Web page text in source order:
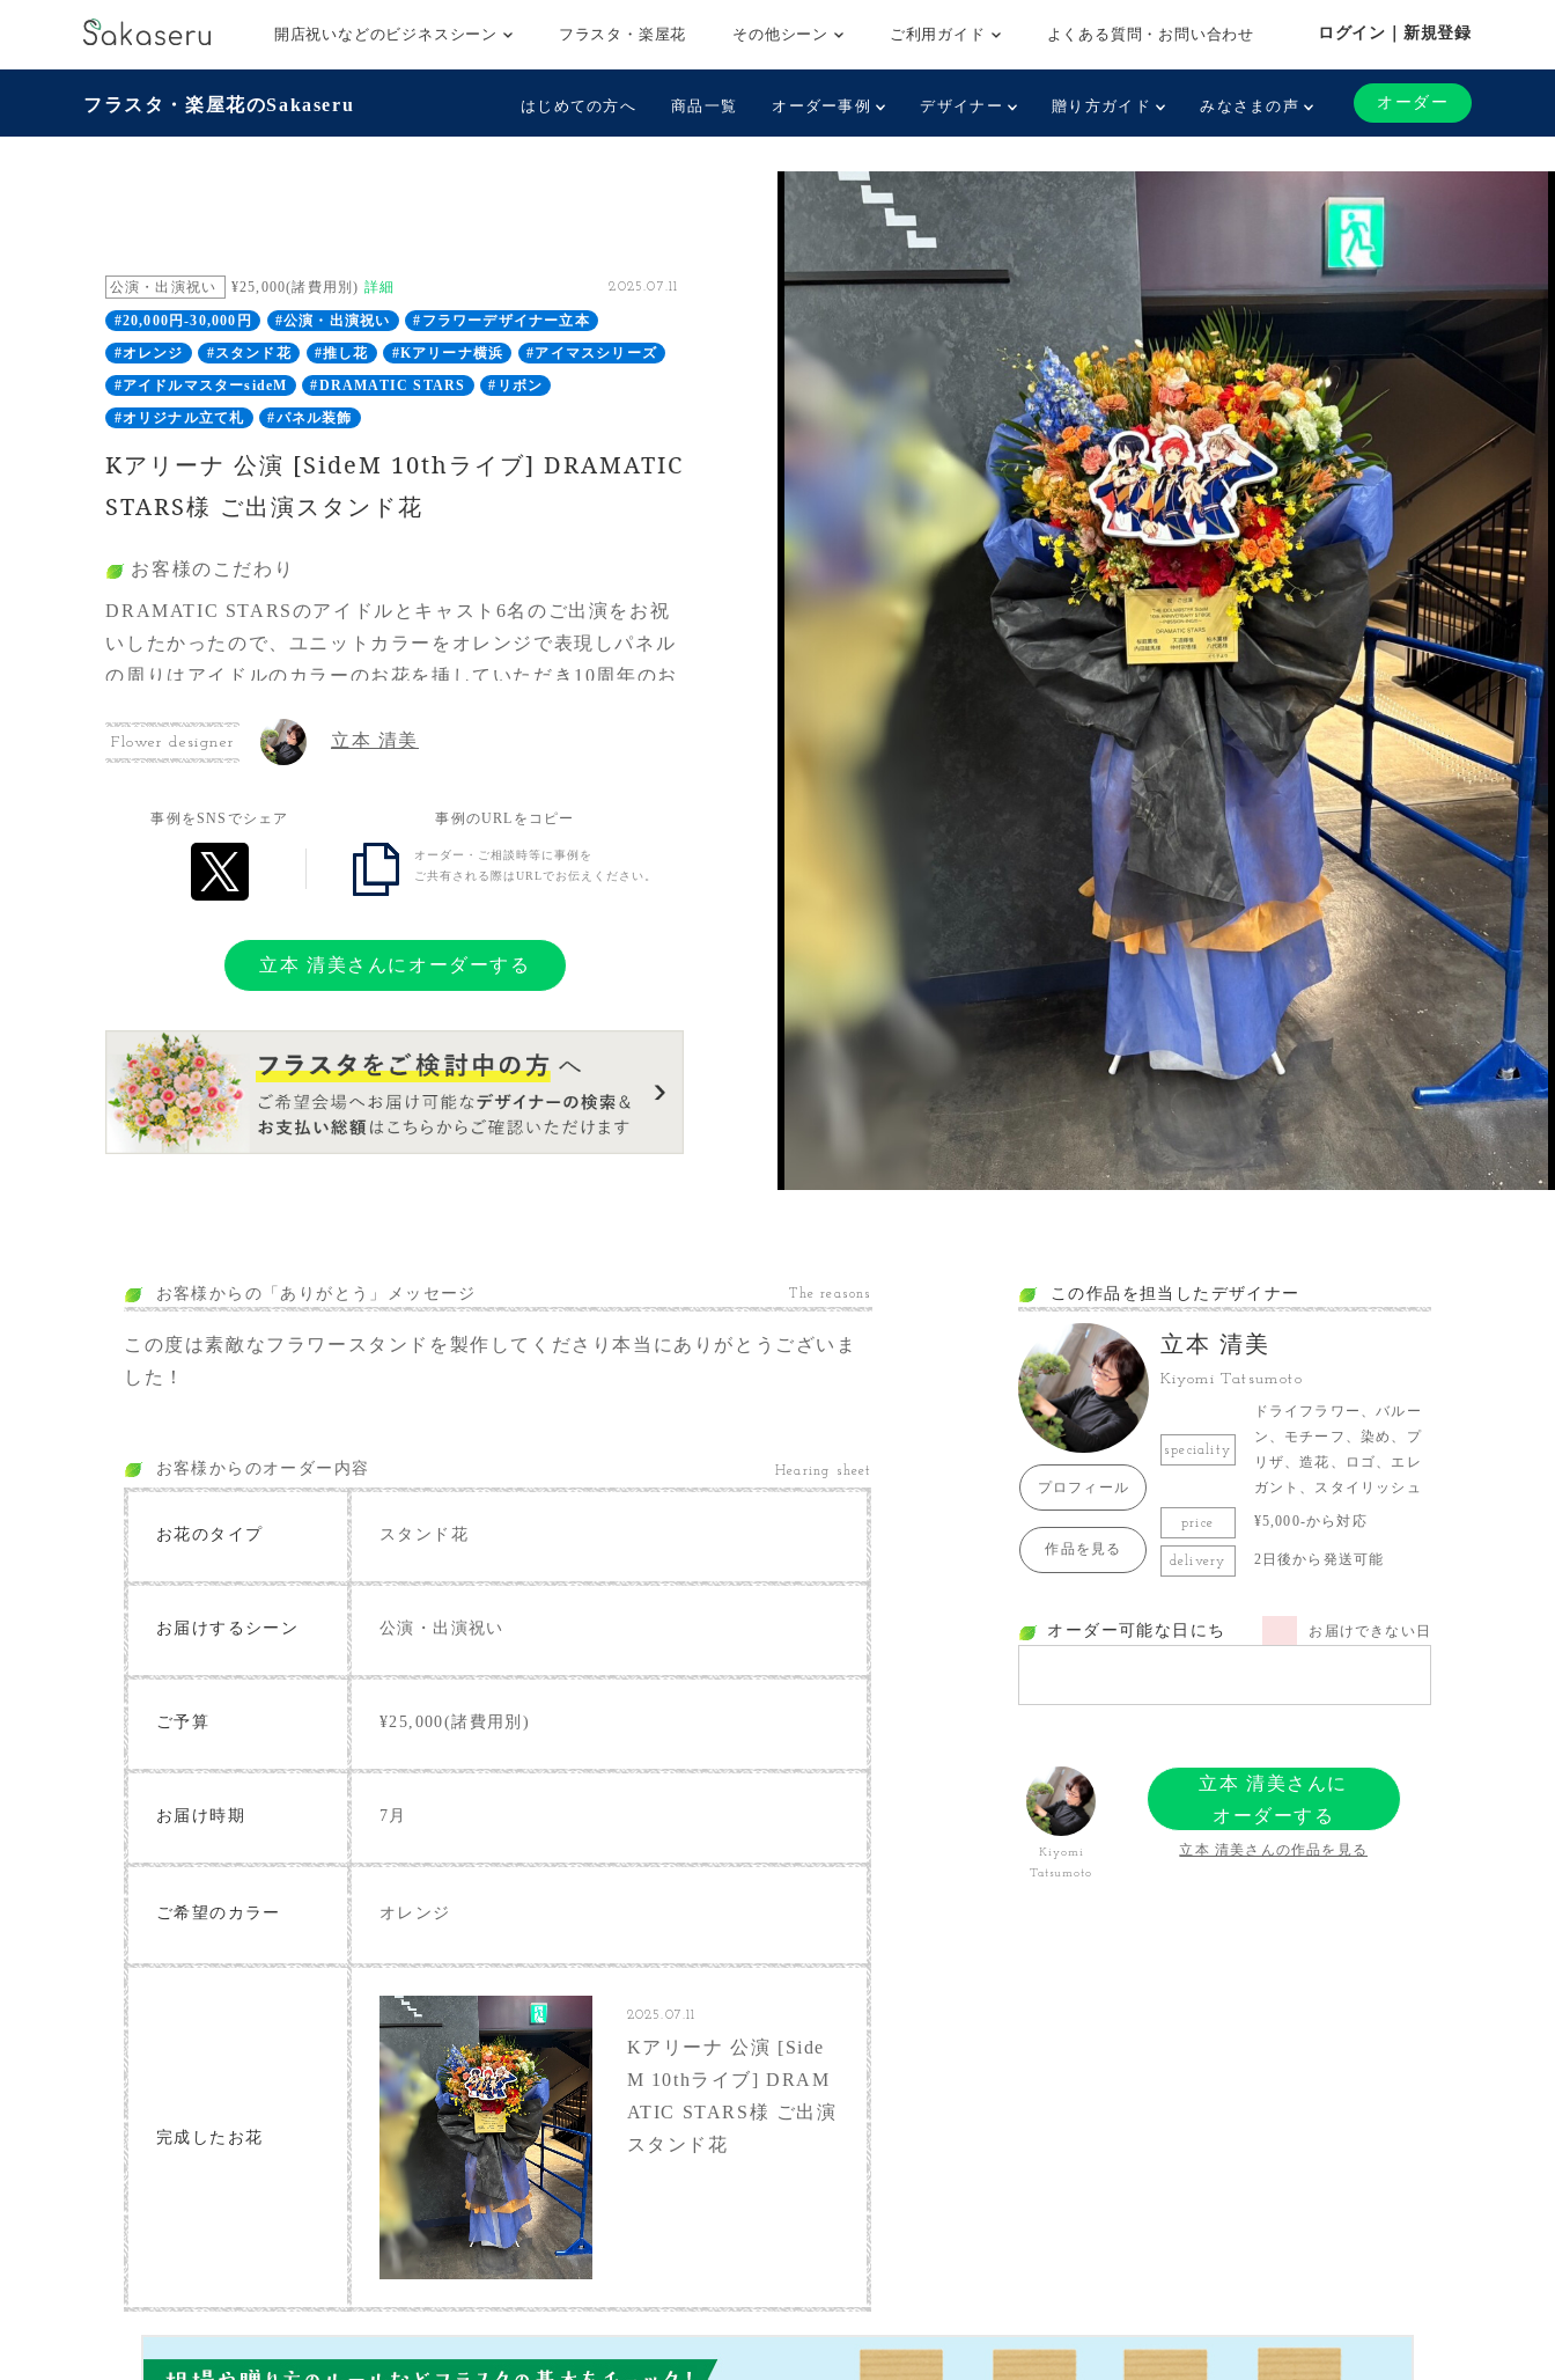
開店祝いなどのビジネスシーン フラスタ・楽屋花 その他シーン ご利用ガイド よくある質問・お問い合わせ ログイン｜新規登録
フラスタ・楽屋花のSakaseru はじめての方へ 商品一覧 オーダー事例 デザイナー 贈り方ガイド みなさまの声 オーダー
公演・出演祝い ¥25,000(諸費用別) 詳細 2025.07.11
#20,000円-30,000円 #公演・出演祝い
#フラワーデザイナー立本
#オレンジ
#スタンド花 #推し花 #Kアリーナ横浜
#アイマスシリーズ
#アイドルマスターsideM
#DRAMATIC STARS
#リボン
#オリジナル立て札
#パネル装飾
Kアリーナ 公演 [SideM 10thライブ] DRAMATIC
STARS様 ご出演スタンド花
お客様のこだわり
DRAMATIC STARSのアイドルとキャスト6名のご出演をお祝
いしたかったので、ユニットカラーをオレンジで表現しパネル
の周りはアイドルのカラーのお花を挿していただき10周年のお
ただきました！
お客様の想い
SideMは10周年を迎え、10thライブという大きな節目の記念す
べきステージが少しでも盛り上がり参加したキャストや担当
なることを願い今回初めて依頼しました
両日とも現地も配信も盛り上がり本当にフラワースタンドとい
Flower designer 立本 清美
事例をSNSでシェア 事例のURLをコピー
オーダー・ご相談時等に事例を
ご共有される際はURLでお伝えください。
立本 清美さんにオーダーする
お客様からの「ありがとう」メッセージ The reasons
この度は素敵なフラワースタンドを製作してくださり本当にありがとうございま
した！
お客様からのオーダー内容 Hearing sheet
お花のタイプ スタンド花
お届けするシーン 公演・出演祝い
ご予算 ¥25,000(諸費用別)
お届け時期 7月
ご希望のカラー オレンジ
完成したお花
2025.07.11
Kアリーナ 公演 [Side
M 10thライブ] DRAM
ATIC STARS様 ご出演
スタンド花
この作品を担当したデザイナー
プロフィール
作品を見る
立本 清美
Kiyomi Tatsumoto
speciality
ドライフラワー、バルー
ン、モチーフ、染め、プ
リザ、造花、ロゴ、エレ
ガント、スタイリッシュ
price ¥5,000-から対応
delivery 2日後から発送可能
オーダー可能な日にち お届けできない日
Kiyomi
Tatsumoto
立本 清美さんに
オーダーする
立本 清美さんの作品を見る